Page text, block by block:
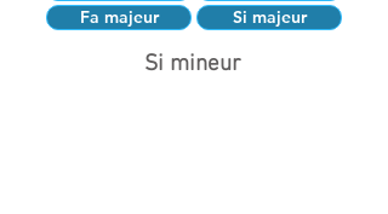
Fa majeur
Si majeur
Si mineur